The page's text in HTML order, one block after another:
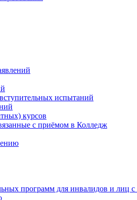
испытаний
курсов
с приёмом в Колледж
программ для инвалидов и